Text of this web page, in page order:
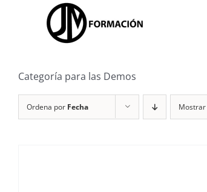
Categoría para las Demos
Ordena por Fecha Mostrar